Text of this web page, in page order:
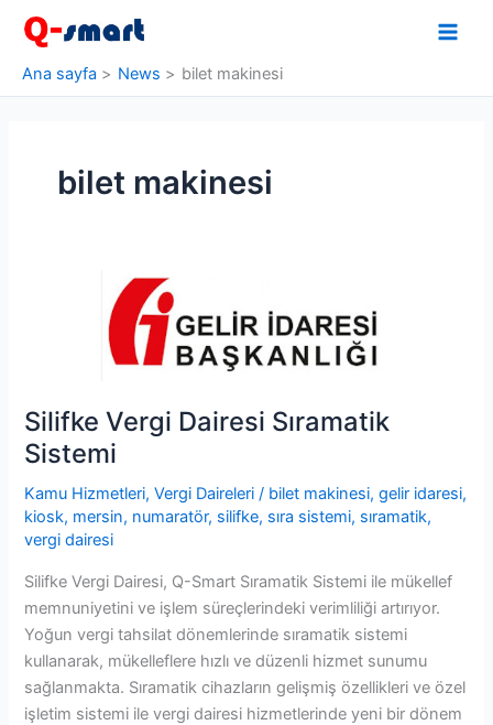
İçeriğe
atla
Ana sayfa
News bilet makinesi
bilet makinesi
Silifke Vergi Dairesi Sıramatik
Sistemi
Kamu Hizmetleri,Vergi Daireleri / bilet makinesi,gelir idaresi,
kiosk, mersin, numaratör, silifke, sıra sistemi, sıramatik,
vergi dairesi
Silifke Vergi Dairesi, Q-Smart Sıramatik Sistemi ile mükellef
memnuniyetini ve işlem süreçlerindeki verimliliği artırıyor.
Yoğun vergi tahsilat dönemlerinde sıramatik sistemi
kullanarak, mükelleflere hızlı ve düzenli hizmet sunumu
sağlanmakta. Sıramatik cihazların gelişmiş özellikleri ve özel
işletim sistemi ile vergi dairesi hizmetlerinde yeni bir dönem